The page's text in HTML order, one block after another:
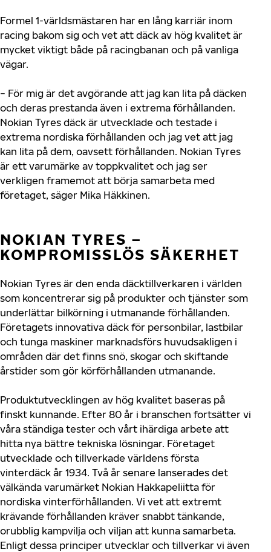
Formel 1-världsmästaren har en lång karriär inom
racing bakom sig och vet att däck av hög kvalitet är
mycket viktigt både på racingbanan och på vanliga
vägar.
− För mig är det avgörande att jag kan lita på däcken
och deras prestanda även i extrema förhållanden.
Nokian Tyres däck är utvecklade och testade i
extrema nordiska förhållanden och jag vet att jag
kan lita på dem, oavsett förhållanden. Nokian Tyres
är ett varumärke av toppkvalitet och jag ser
verkligen framemot att börja samarbeta med
företaget, säger Mika Häkkinen.
NOKIAN TYRES –
KOMPROMISSLÖS SÄKERHET
Nokian Tyres är den enda däcktillverkaren i världen
som koncentrerar sig på produkter och tjänster som
underlättar bilkörning i utmanande förhållanden.
Företagets innovativa däck för personbilar, lastbilar
och tunga maskiner marknadsförs huvudsakligen i
områden där det finns snö, skogar och skiftande
årstider som gör körförhållanden utmanande.
Produktutvecklingen av hög kvalitet baseras på
finskt kunnande. Efter 80 år i branschen fortsätter vi
våra ständiga tester och vårt ihärdiga arbete att
hitta nya bättre tekniska lösningar. Företaget
utvecklade och tillverkade världens första
vinterdäck år 1934. Två år senare lanserades det
välkända varumärket Nokian Hakkapeliitta för
nordiska vinterförhållanden. Vi vet att extremt
krävande förhållanden kräver snabbt tänkande,
orubblig kampvilja och viljan att kunna samarbeta.
Enligt dessa principer utvecklar och tillverkar vi även